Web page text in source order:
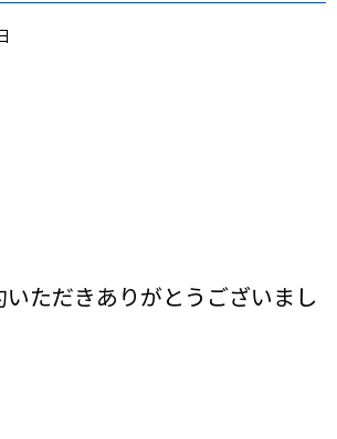
いただきありがとうございまし